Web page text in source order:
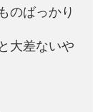
のばっかり
大差ないや